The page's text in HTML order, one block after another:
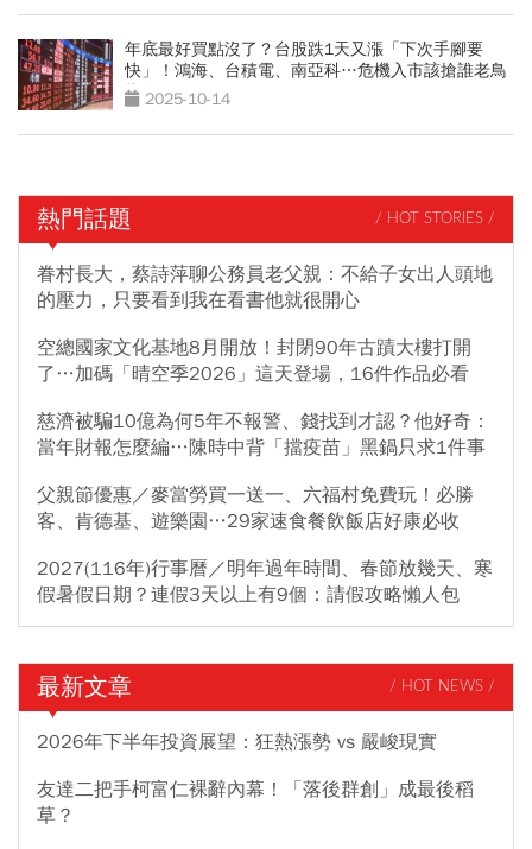
年底最好買點沒了？台股跌1天又漲「下次手腳要
快」！鴻海、台積電、南亞科…危機入市該搶誰老鳥
指路2025-10-14
熱門話題 / HOT STORIES /
眷村長大，蔡詩萍聊公務員老父親：不給子女出人頭地
的壓力，只要看到我在看書他就很開心
空總國家文化基地8月開放！封閉90年古蹟大樓打開
了…加碼「晴空季2026」這天登場，16件作品必看
慈濟被騙10億為何5年不報警、錢找到才認？他好奇：
當年財報怎麼編…陳時中背「擋疫苗」黑鍋只求1件事
父親節優惠／麥當勞買一送一、六福村免費玩！必勝
客、肯德基、遊樂園…29家速食餐飲飯店好康必收
2027(116年)行事曆／明年過年時間、春節放幾天、寒
假暑假日期？連假3天以上有9個：請假攻略懶人包
最新文章 / HOT NEWS /
2026年下半年投資展望：狂熱漲勢 vs 嚴峻現實
友達二把手柯富仁裸辭內幕！「落後群創」成最後稻
草？